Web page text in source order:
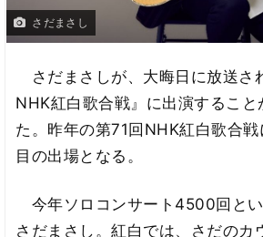
さだまさし
さだまさしが、大晦日に放送さ
NHK紅白歌合戦』に出演すること
た。昨年の第71回NHK紅白歌合戦
目の出場となる。
今年ソロコンサート4500回と
さだまさし。紅白では、さだのカ